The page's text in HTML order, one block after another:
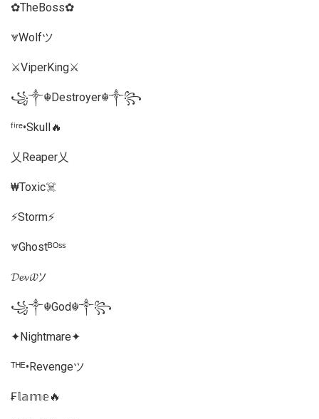
✿TheBoss✿
⩔Wolfツ
⚔️ViperKing⚔️
꧁༒☬Destroyer☬༒꧂
ᶠⁱʳᵉ•Skull🔥
乂Reaper乂
₩Toxic☠️
⚡Storm⚡
⩔Ghostᴮᴼˢˢ
𝓓𝓮𝓿𝓲𝓵ツ
꧁༒☬God☬༒꧂
✦Nightmare✦
ᵀᴴᴱ•Revengeツ
₣𝕝𝕒𝕞𝕖🔥